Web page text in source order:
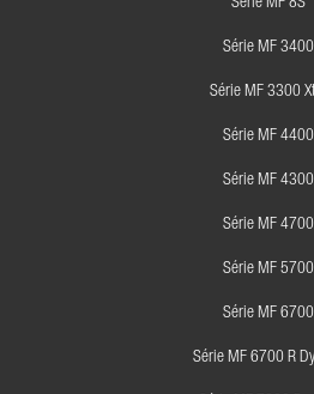
Série MF 8S
Série MF 3400
Série MF 3300
Série MF 4400
Série MF 4300
Série MF 4700
Série MF 5700
Série MF 6700
Série MF 6700 R